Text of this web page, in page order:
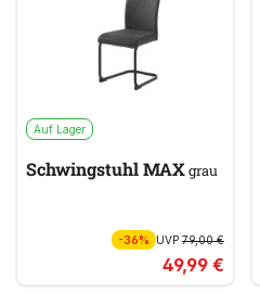
Auf Lager
Schwingstuhl MAXgrau
-36% UVP 79,00 €
49,99 €